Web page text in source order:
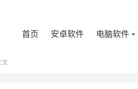
首页 安卓软件 电脑软件
文